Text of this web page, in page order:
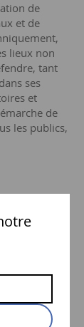
de
et de
lieux non
tant
ses
et
de
les publics,